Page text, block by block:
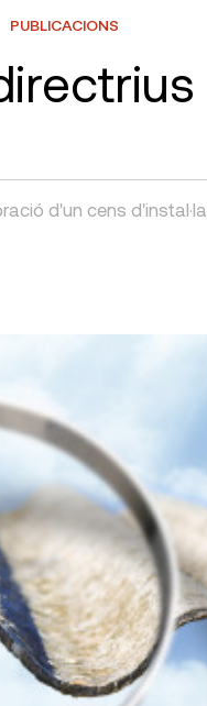
PUBLICACIONS
d'un cens